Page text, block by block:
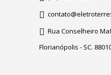
Rua Conselheiro
Florianópolis - SC.